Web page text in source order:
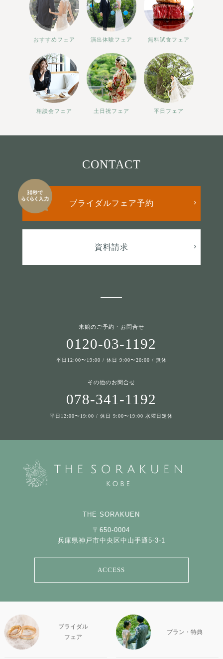
おすすめフェア 演出体験フェア 無料試食フェア
相談会フェア 土日祝フェア 平日フェア
CONTACT
ブライダルフェア予約
資料請求
来館のご予約・お問合せ
0120-03-1192
平日12:00〜19:00 / 休日 9:00〜20:00 / 無休
その他のお問合せ
078-341-1192
平日12:00〜19:00 / 休日 9:00〜19:00 水曜日定休
THE SORAKUEN
〒650-0004
兵庫県神戸市中央区中山手通5-3-1
ACCESS
ブライダル
フェア
プラン・特典